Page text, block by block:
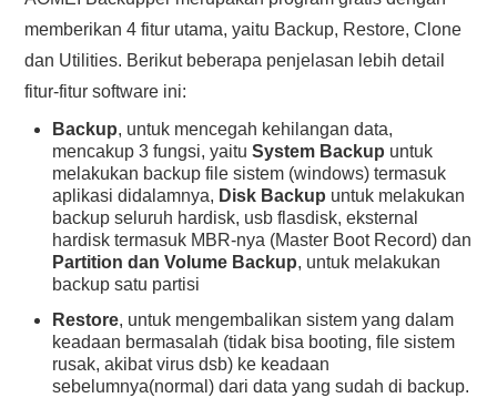
memberikan 4 fitur utama, yaitu Backup, Restore, Clone
dan Utilities. Berikut beberapa penjelasan lebih detail
fitur-fitur software ini:
Backup, untuk mencegah kehilangan data,
mencakup 3 fungsi, yaituSystem Backup untuk
melakukan backup file sistem (windows) termasuk
aplikasi didalamnya, Disk Backup untuk melakukan
backup seluruh hardisk, usb flasdisk, eksternal
hardisk termasuk MBR-nya (Master Boot Record) dan
Partition dan Volume Backup, untuk melakukan
backup satu partisi
Restore, untuk mengembalikan sistem yang dalam
keadaan bermasalah (tidak bisa booting, file sistem
rusak, akibat virus dsb) ke keadaan
sebelumnya(normal) dari data yang sudah di backup.